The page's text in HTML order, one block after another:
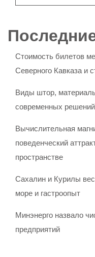
Стоимость билетов
Северного Кавказа и
Виды штор,
современных
Вычислительная
поведенческий
пространстве
Сахалин и Курилы
море и гастроопыт
Минэнерго назвало
предприятий